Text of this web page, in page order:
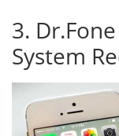
3.
System